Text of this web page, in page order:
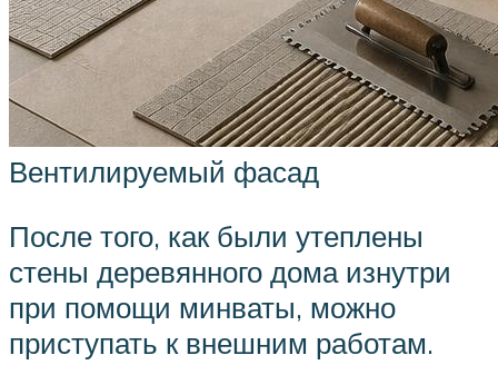
Вентилируемый фасад
После того, как были утеплены
стены деревянного дома изнутри
при помощи минваты, можно
приступать к внешним работам.